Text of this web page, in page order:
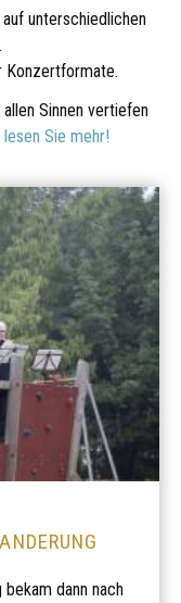
unterschiedlichen
Konzertformate.
Sinnen vertiefen
lesen Sie mehr!
dann nach